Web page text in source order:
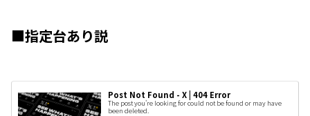
■指定台あり説
Post Not Found - X | 404 Error
The post you're looking for could not be found or may have
been deleted.